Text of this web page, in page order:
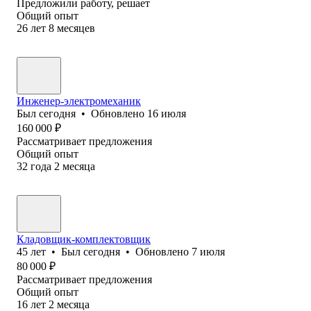
Предложили работу, решает
Общий опыт
26 лет 8 месяцев
Инженер-электромеханик
Был сегодня • Обновлено 16 июля
160 000 ₽
Рассматривает предложения
Общий опыт
32 года 2 месяца
Кладовщик-комплектовщик
45 лет • Был сегодня • Обновлено 7 июля
80 000 ₽
Рассматривает предложения
Общий опыт
16 лет 2 месяца